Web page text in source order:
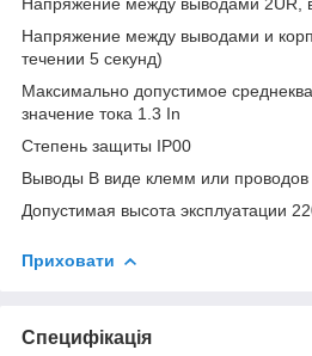
Напряжение между выводами и
течении 5 секунд)
Максимально допустимое
значение тока 1.3 In
Степень защиты IP00
Выводы В виде клемм или проводов
Допустимая высота эксплуатации
Приховати
Специфікація